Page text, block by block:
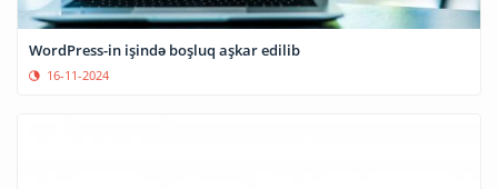
WordPress-in işində boşluq aşkar edilib
16-11-2024